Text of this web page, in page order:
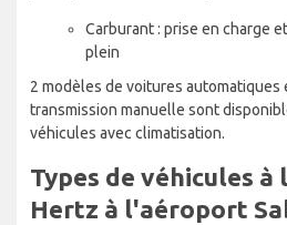
Carburant : prise en charge
plein
2 modèles de voitures automatiques
transmission manuelle sont
véhicules avec climatisation.
Types de véhicules à
Hertz à l'aéroport